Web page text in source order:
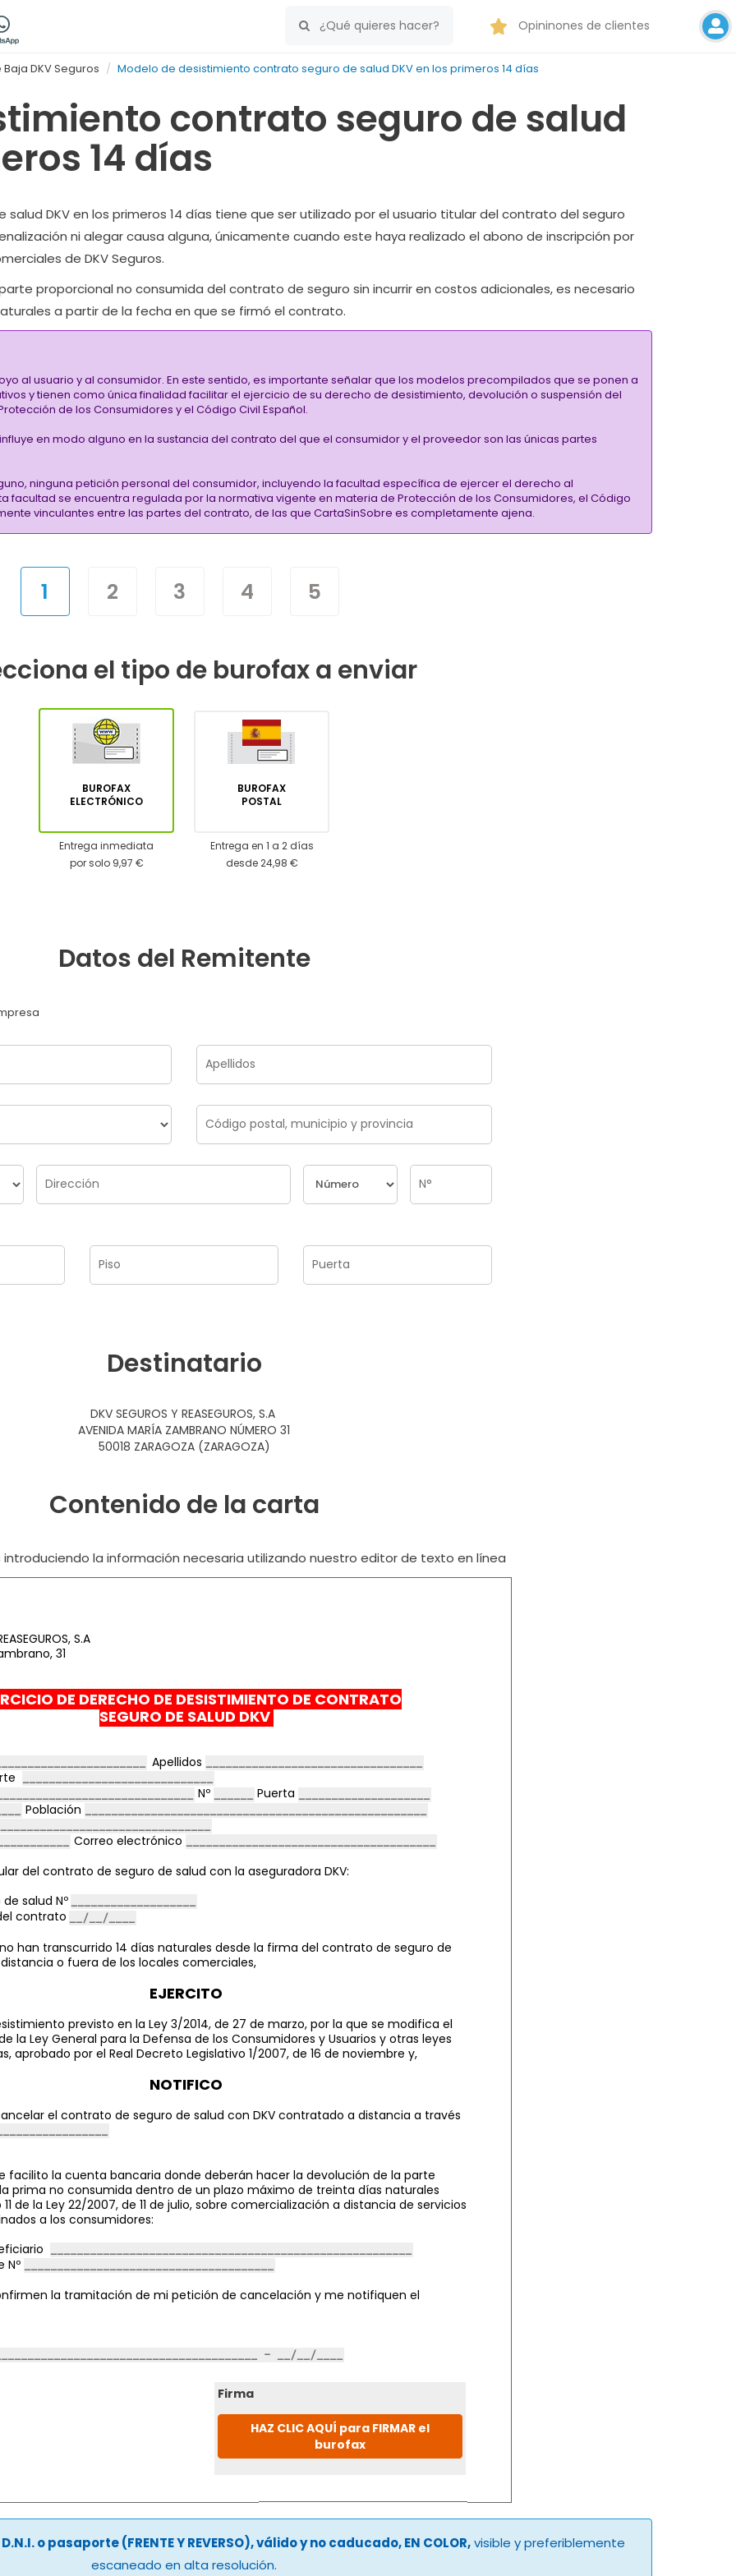
Opininones de clientes
DKV Seguros Modelo de desistimiento contrato seguro de salud DKV en los primeros 14 días
contrato seguro de salud
14 días
DKV en los primeros 14 días tiene que ser utilizado por el usuario titular del contrato del seguro
ni alegar causa alguna, únicamente cuando este haya realizado el abono de inscripción por
de DKV Seguros.
proporcional no consumida del contrato de seguro sin incurrir en costos adicionales, es necesario
a partir de la fecha en que se firmó el contrato.
al usuario y al consumidor. En este sentido, es importante señalar que los modelos precompilados que se ponen a
y tienen como única finalidad facilitar el ejercicio de su derecho de desistimiento, devolución o suspensión del
de los Consumidores y el Código Civil Español.
en modo alguno en la sustancia del contrato del que el consumidor y el proveedor son las únicas partes
ninguna petición personal del consumidor, incluyendo la facultad específica de ejercer el derecho al
facultad se encuentra regulada por la normativa vigente en materia de Protección de los Consumidores, el Código
vinculantes entre las partes del contrato, de las que CartaSinSobre es completamente ajena.
1 2 3 4 5
el tipo de burofax a enviar
BUROFAX
ELECTRÓNICO
Entrega inmediata
por solo 9,97 €
BUROFAX
POSTAL
Entrega en 1 a 2 días
desde 24,98 €
Datos del Remitente
Destinatario
DKV SEGUROS Y REASEGUROS, S.A
AVENIDA MARÍA ZAMBRANO NÚMERO 31
50018 ZARAGOZA (ZARAGOZA)
Contenido de la carta
la información necesaria utilizando nuestro editor de texto en línea
S.A
31
DE DERECHO DE DESISTIMIENTO DE CONTRATO
SEGURO DE SALUD DKV
Apellidos
Nº
Puerta
Población
Correo electrónico
del contrato de seguro de salud con la aseguradora DKV:
salud Nº
contrato
han transcurrido 14 días naturales desde la firma del contrato de seguro de
o fuera de los locales comerciales,
EJERCITO
previsto en la Ley 3/2014, de 27 de marzo, por la que se modifica el
la Ley General para la Defensa de los Consumidores y Usuarios y otras leyes
aprobado por el Real Decreto Legislativo 1/2007, de 16 de noviembre y,
NOTIFICO
el contrato de seguro de salud con DKV contratado a distancia a través
facilito la cuenta bancaria donde deberán hacer la devolución de la parte
prima no consumida dentro de un plazo máximo de treinta días naturales
de la Ley 22/2007, de 11 de julio, sobre comercialización a distancia de servicios
a los consumidores:
Nº
la tramitación de mi petición de cancelación y me notifiquen el
Firma
HAZ CLIC AQUÍ para FIRMAR el
burofax
D.N.I. o pasaporte (FRENTE Y REVERSO), válido y no caducado, EN COLOR,visible y preferiblemente
escaneado en alta resolución.